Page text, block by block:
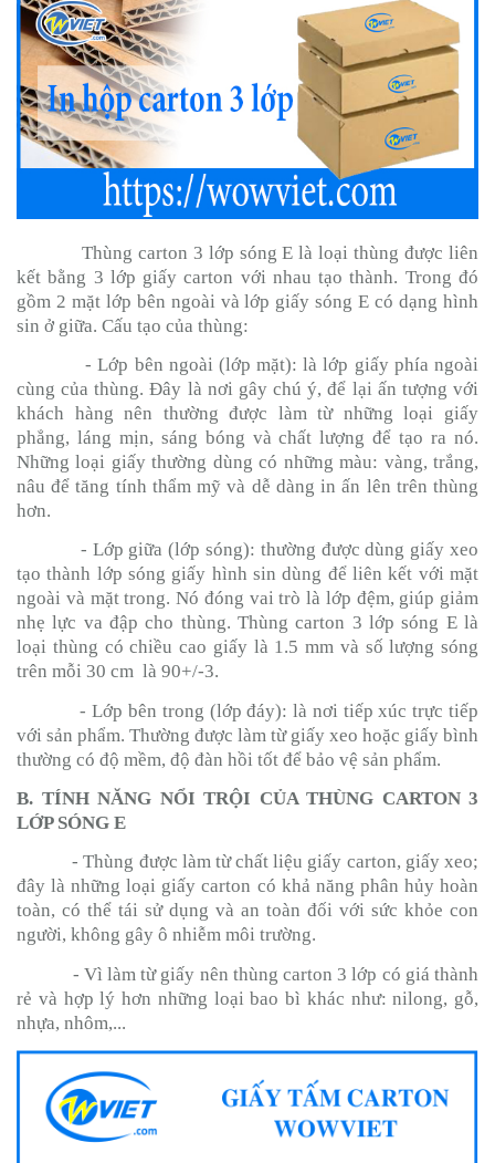
Thùng carton 3 lớp sóng E là loại thùng được liên
kết bằng 3 lớp giấy carton với nhau tạo thành. Trong đó
gồm 2 mặt lớp bên ngoài và lớp giấy sóng E có dạng hình
sin ở giữa. Cấu tạo của thùng:
- Lớp bên ngoài (lớp mặt): là lớp giấy phía ngoài
cùng của thùng. Đây là nơi gây chú ý, để lại ấn tượng với
khách hàng nên thường được làm từ những loại giấy
phẳng, láng mịn, sáng bóng và chất lượng để tạo ra nó.
Những loại giấy thường dùng có những màu: vàng, trắng,
nâu để tăng tính thẩm mỹ và dễ dàng in ấn lên trên thùng
hơn.
- Lớp giữa (lớp sóng): thường được dùng giấy xeo
tạo thành lớp sóng giấy hình sin dùng để liên kết với mặt
ngoài và mặt trong. Nó đóng vai trò là lớp đệm, giúp giảm
nhẹ lực va đập cho thùng. Thùng carton 3 lớp sóng E là
loại thùng có chiều cao giấy là 1.5 mm và số lượng sóng
trên mỗi 30 cm là 90+/-3.
- Lớp bên trong (lớp đáy): là nơi tiếp xúc trực tiếp
với sản phẩm. Thường được làm từ giấy xeo hoặc giấy bình
thường có độ mềm, độ đàn hồi tốt để bảo vệ sản phẩm.
B. TÍNH NĂNG NỔI TRỘI CỦA THÙNG CARTON 3
LỚP SÓNG E
- Thùng được làm từ chất liệu giấy carton, giấy xeo;
đây là những loại giấy carton có khả năng phân hủy hoàn
toàn, có thể tái sử dụng và an toàn đối với sức khỏe con
người, không gây ô nhiễm môi trường.
- Vì làm từ giấy nên thùng carton 3 lớp có giá thành
rẻ và hợp lý hơn những loại bao bì khác như: nilong, gỗ,
nhựa, nhôm,...